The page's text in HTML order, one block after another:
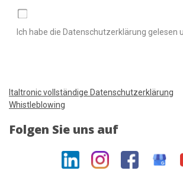
Ich habe die Datenschutzerklärung gelesen
Italtronic vollständige Datenschutzerklärung
Whistleblowing
Folgen Sie uns auf